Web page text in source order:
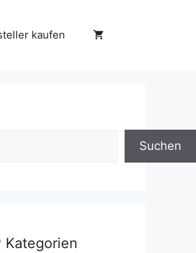
kaufen
Suchen
Kategorien